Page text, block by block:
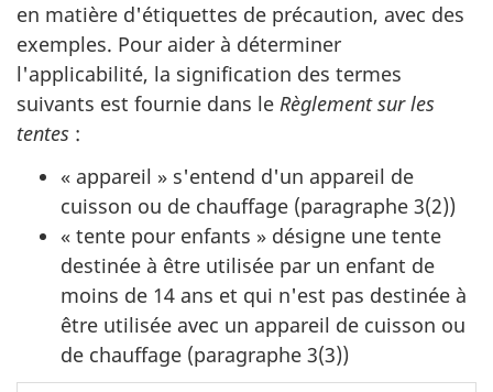
en matière d'étiquettes de précaution, avec des
exemples. Pour aider à déterminer
l'applicabilité, la signification des termes
suivants est fournie dans le Règlement sur les
tentes :
« appareil » s'entend d'un appareil de
cuisson ou de chauffage (paragraphe 3(2))
« tente pour enfants » désigne une tente
destinée à être utilisée par un enfant de
moins de 14 ans et qui n'est pas destinée à
être utilisée avec un appareil de cuisson ou
de chauffage (paragraphe 3(3))